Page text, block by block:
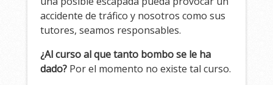
accidente de tráfico y nosotros como sus
tutores, seamos responsables.
¿Al curso al que tanto bombo se le ha
dado? Por el momento no existe tal curso.